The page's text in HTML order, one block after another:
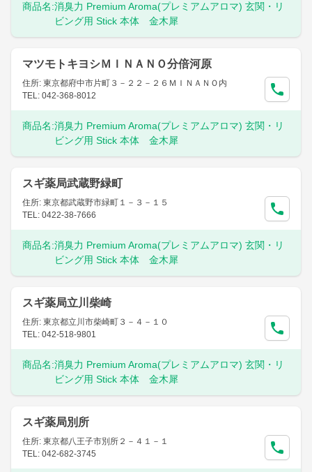
商品名:消臭力 Premium Aroma(プレミアムアロマ) 玄関・リ
ビング用 Stick 本体 金木犀
マツモトキヨシＭＩＮＡＮＯ分倍河原
住所: 東京都府中市片町３－２２－２６ＭＩＮＡＮＯ内
TEL: 042-368-8012
商品名:消臭力 Premium Aroma(プレミアムアロマ) 玄関・リ
ビング用 Stick 本体 金木犀
スギ薬局武蔵野緑町
住所: 東京都武蔵野市緑町１－３－１５
TEL: 0422-38-7666
商品名:消臭力 Premium Aroma(プレミアムアロマ) 玄関・リ
ビング用 Stick 本体 金木犀
スギ薬局立川柴崎
住所: 東京都立川市柴崎町３－４－１０
TEL: 042-518-9801
商品名:消臭力 Premium Aroma(プレミアムアロマ) 玄関・リ
ビング用 Stick 本体 金木犀
スギ薬局別所
住所: 東京都八王子市別所２－４１－１
TEL: 042-682-3745